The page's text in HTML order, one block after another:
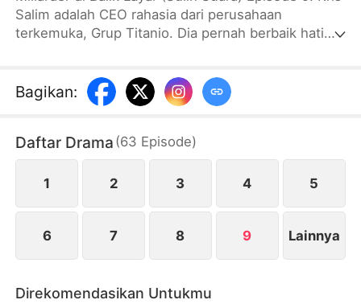
Salim adalah CEO rahasia dari perusahaan
terkemuka, Grup Titanio. Dia pernah berbaik hati
geger oleh kabar lamaran untuk seorang miliarder
misterius, sebuah langkah yang akan mengubah
Bagikan:
Daftar Drama (63 Episode)
1 2 3 4 5
6 7 8 9 Lainnya
Direkomendasikan Untukmu